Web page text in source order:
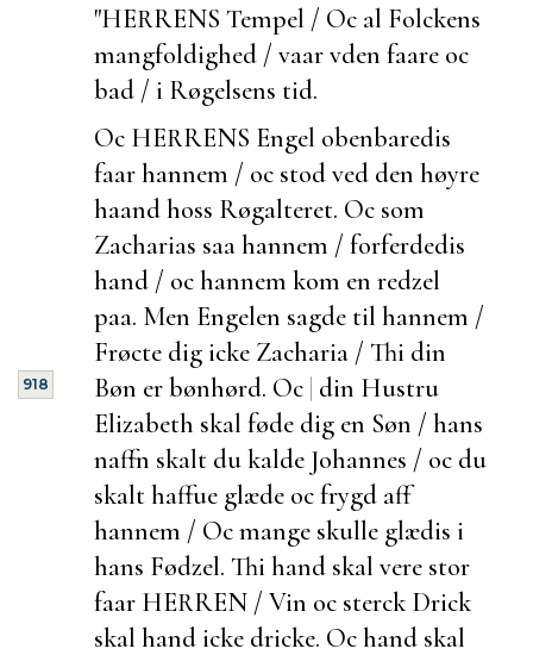
"HERRENS Tempel / Oc al Folckens
mangfoldighed / vaar vden faare oc
bad / i Røgelsens tid.
Oc HERRENS Engel obenbaredis
faar hannem / oc stod ved den høyre
haand hoss Røgalteret. Oc som
Zacharias saa hannem / forferdedis
hand / oc hannem kom en redzel
paa. Men Engelen sagde til hannem /
Frøcte dig icke Zacharia / Thi din
Bøn er bønhørd. Oc |
918
din Hustru
Elizabeth skal føde dig en Søn / hans
naffn skalt du kalde Johannes / oc du
skalt haffue glæde oc frygd aff
hannem / Oc mange skulle glædis i
hans Fødzel. Thi hand skal vere stor
faar HERREN / Vin oc sterck Drick
skal hand icke dricke. Oc hand skal